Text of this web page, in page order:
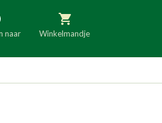
naar Winkelmandje